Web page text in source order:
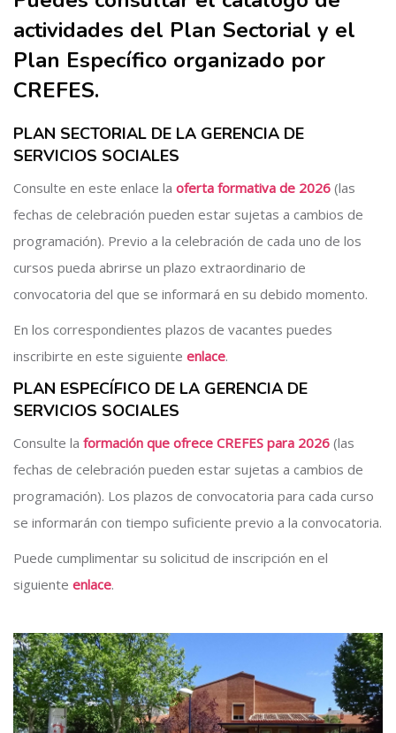
actividades del Plan Sectorial y el
Plan Específico organizado por
CREFES.
PLAN SECTORIAL DE LA GERENCIA DE
SERVICIOS SOCIALES
Consulte en este enlace la oferta formativa de 2026 (las
fechas de celebración pueden estar sujetas a cambios de
programación). Previo a la celebración de cada uno de los
cursos pueda abrirse un plazo extraordinario de
convocatoria del que se informará en su debido momento.
En los correspondientes plazos de vacantes puedes
inscribirte en este siguiente enlace.
PLAN ESPECÍFICO DE LA GERENCIA DE
SERVICIOS SOCIALES
Consulte la formación que ofrece CREFES para 2026 (las
fechas de celebración pueden estar sujetas a cambios de
programación). Los plazos de convocatoria para cada curso
se informarán con tiempo suficiente previo a la convocatoria.
Puede cumplimentar su solicitud de inscripción en el
siguiente enlace.